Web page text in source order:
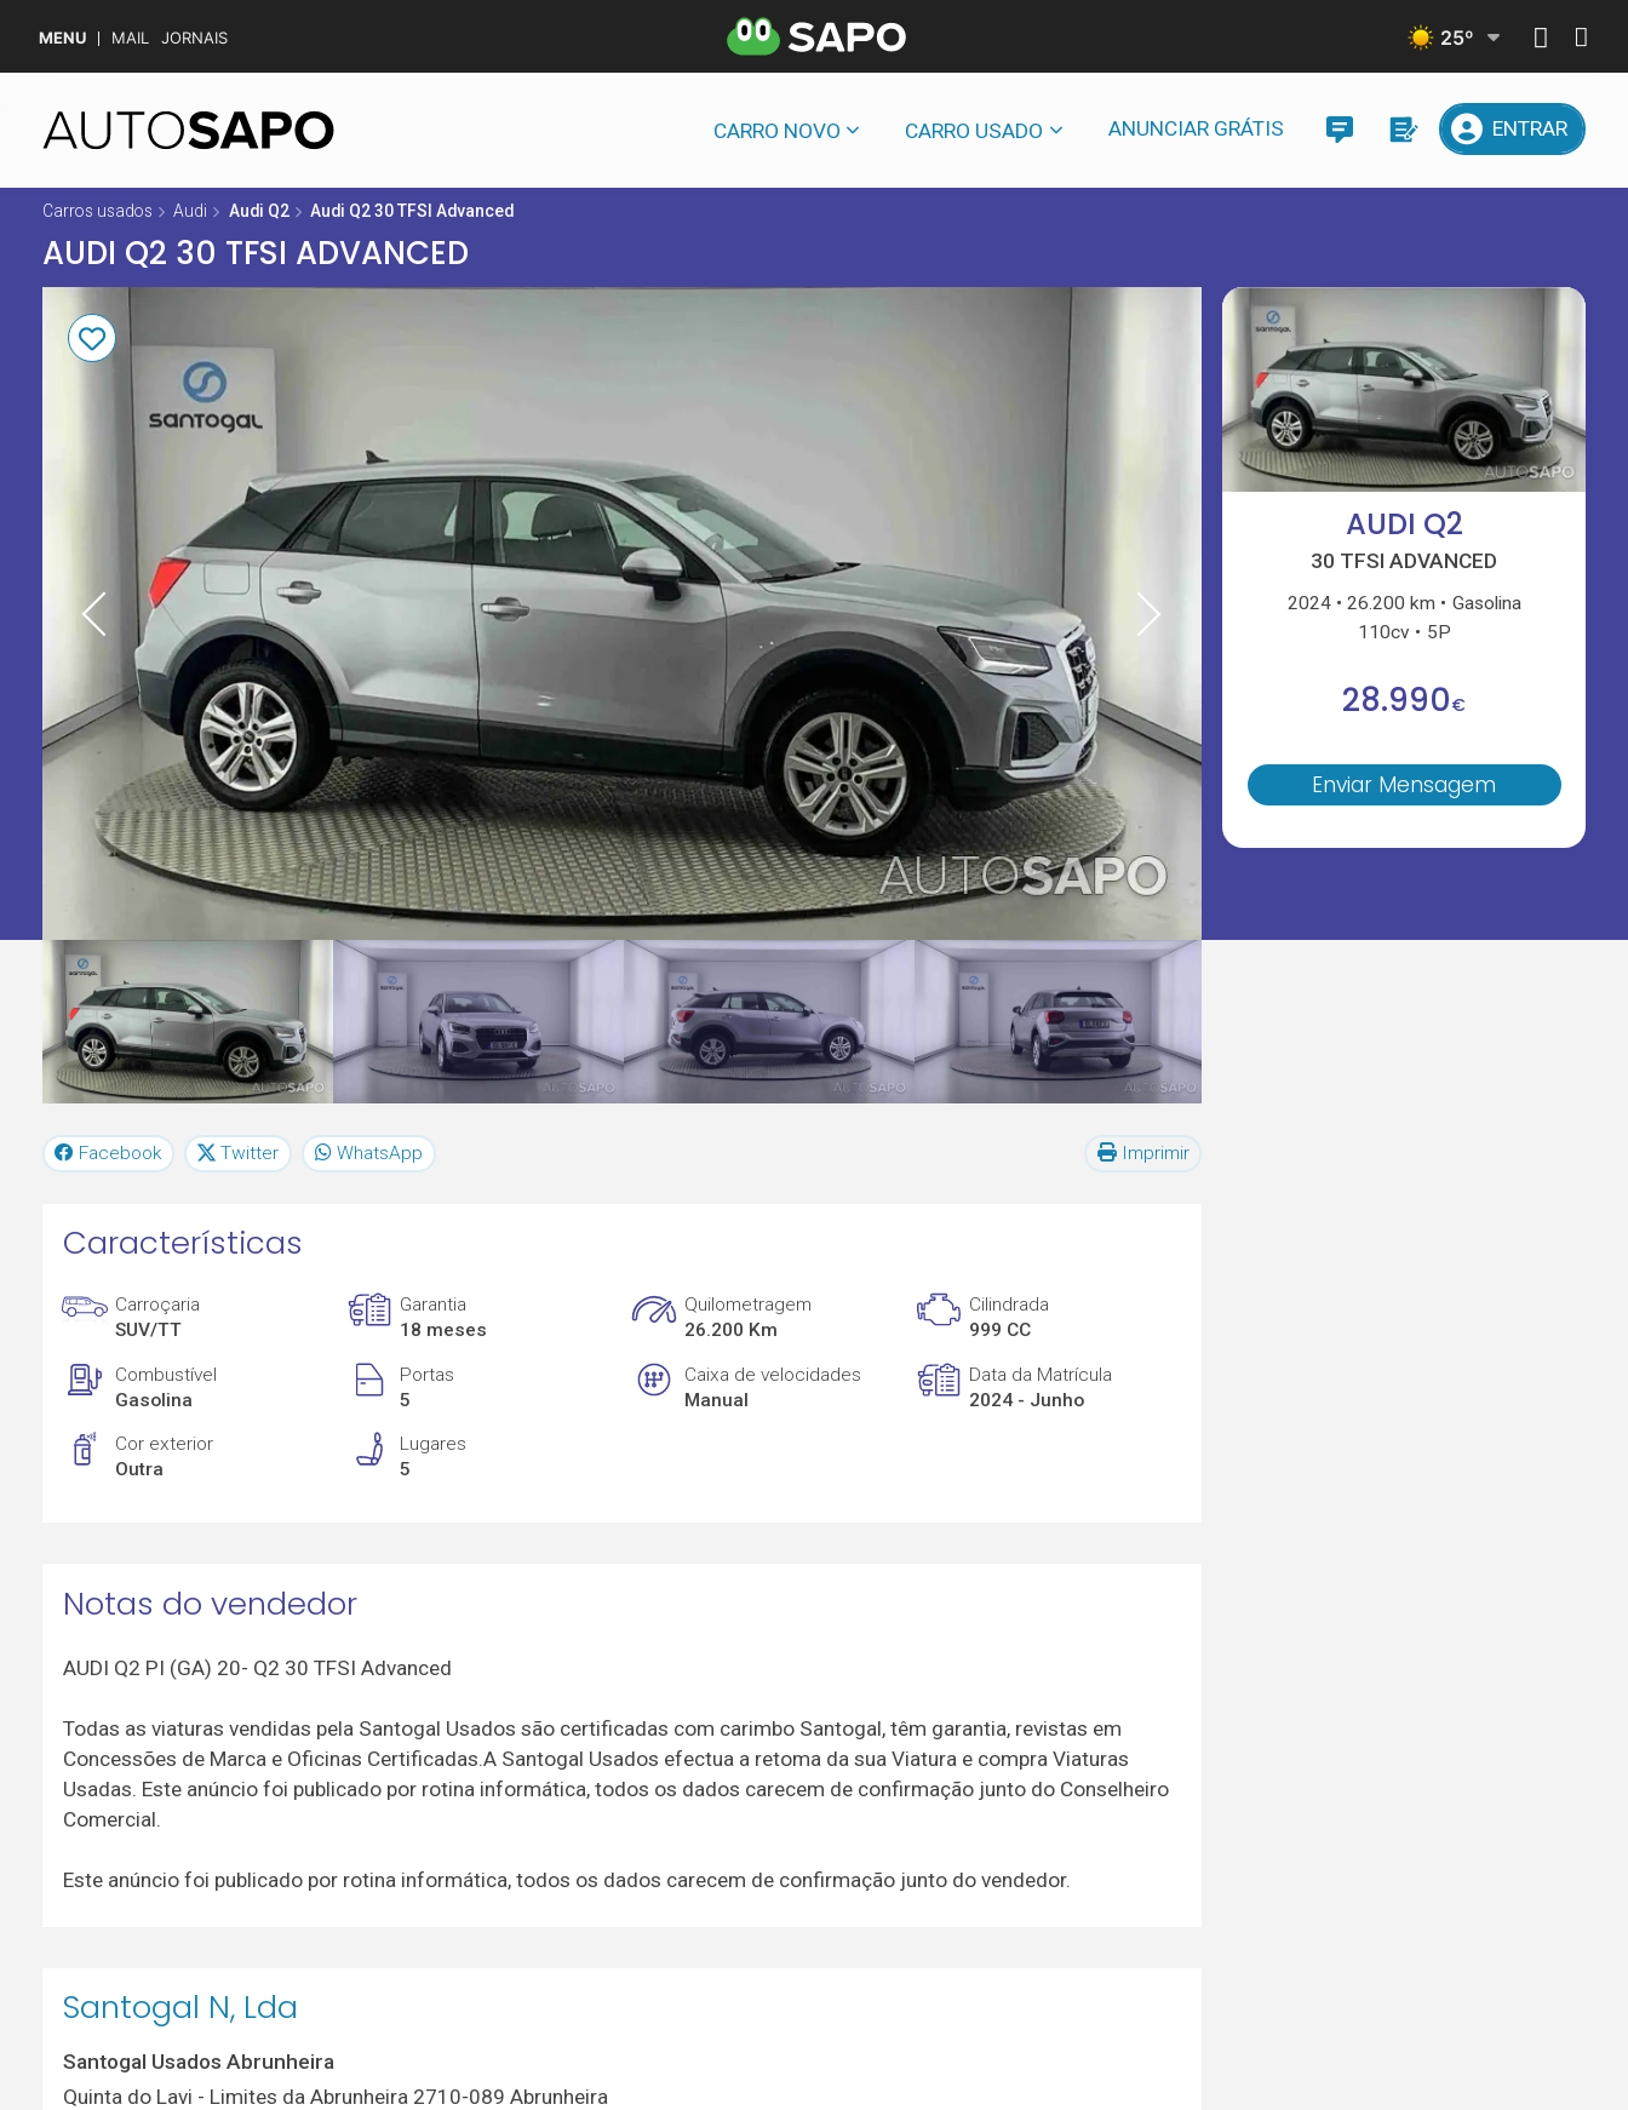
MENU MAIL JORNAIS 25º
CARRO NOVO CARRO USADO ANUNCIAR GRÁTIS ENTRAR
Carros usados Audi Audi Q2 Audi Q2 30 TFSI Advanced
AUDI Q2 30 TFSI ADVANCED
AUDI Q2
30 TFSI ADVANCED
2024 26.200 km
Gasolina
110cv
5P
28.990€
Enviar Mensagem
Facebook Twitter WhatsApp Imprimir
Características
Carroçaria
SUV/TT
Garantia
18 meses
Quilometragem
26.200 Km
Cilindrada
999 CC
Combustível
Gasolina
Portas
5
Caixa de velocidades
Manual
Data da Matrícula
2024 - Junho
Cor exterior
Outra
Lugares
5
Notas do vendedor
AUDI Q2 PI (GA) 20- Q2 30 TFSI Advanced
Todas as viaturas vendidas pela Santogal Usados são certificadas com carimbo Santogal, têm garantia, revistas em
Concessões de Marca e Oficinas Certificadas.A Santogal Usados efectua a retoma da sua Viatura e compra Viaturas
Usadas. Este anúncio foi publicado por rotina informática, todos os dados carecem de confirmação junto do Conselheiro
Comercial.
Este anúncio foi publicado por rotina informática, todos os dados carecem de confirmação junto do vendedor.
Santogal N, Lda
Santogal Usados Abrunheira
Quinta do Lavi - Limites da Abrunheira 2710-089 Abrunheira